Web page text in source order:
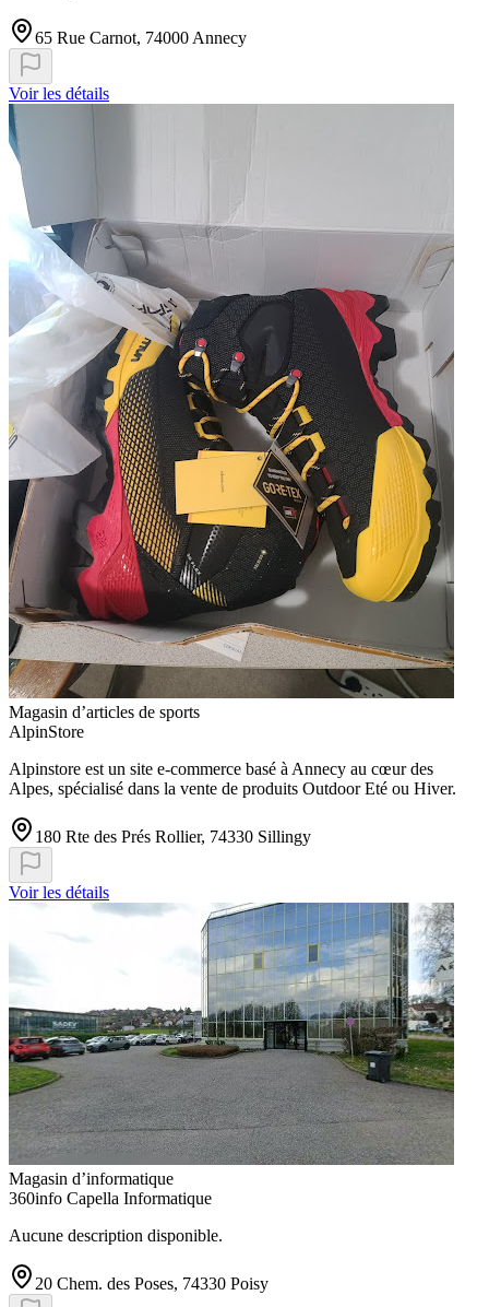
65 Rue Carnot, 74000 Annecy
Voir les détails
Magasin d’articles de sports
AlpinStore
Alpinstore est un site e-commerce basé à Annecy au cœur des
Alpes, spécialisé dans la vente de produits Outdoor Eté ou Hiver.
180 Rte des Prés Rollier, 74330 Sillingy
Voir les détails
Magasin d’informatique
360info Capella Informatique
Aucune description disponible.
20 Chem. des Poses, 74330 Poisy